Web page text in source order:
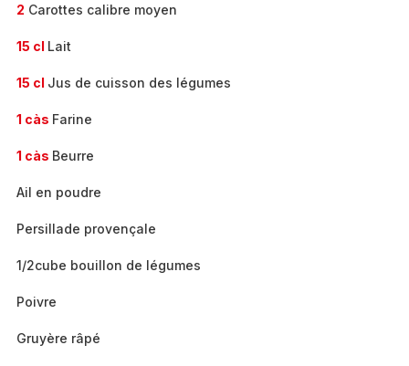
2 Carottes calibre moyen
15 cl Lait
15 cl Jus de cuisson des légumes
1 càs Farine
1 càs Beurre
Ail en poudre
Persillade provençale
1/2cube bouillon de légumes
Poivre
Gruyère râpé